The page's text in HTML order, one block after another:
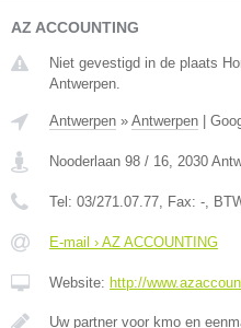
AZ ACCOUNTING
Niet gevestigd in de plaats
Antwerpen.
Antwerpen » Antwerpen |
Nooderlaan 98 / 16 2030
Tel: 03/271.07.77 , Fax: - ,
E-mail › AZ ACCOUNTING
Website: http://
Uw partner voor kmo en